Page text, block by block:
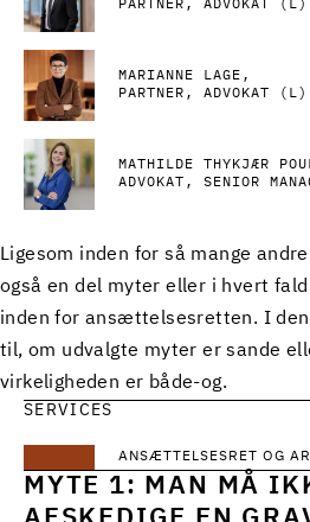
PARTNER, ADVOKAT (L)
MARIANNE LAGE
PARTNER, ADVOKAT (L)
MATHILDE THYKJÆR
ADVOKAT, SENIOR
Ligesom inden for så mange
også en del myter eller i hvert
inden for ansættelsesretten. I
til, om udvalgte myter er sande
virkeligheden er både-og.
SERVICES
ANSÆTTELSESRET OG
MYTE 1: MAN MÅ